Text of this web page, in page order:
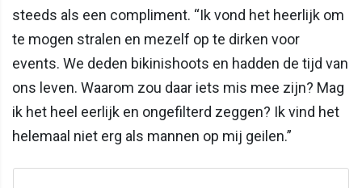
steeds als een compliment. “Ik vond het heerlijk om
te mogen stralen en mezelf op te dirken voor
events. We deden bikinishoots en hadden de tijd van
ons leven. Waarom zou daar iets mis mee zijn? Mag
ik het heel eerlijk en ongefilterd zeggen? Ik vind het
helemaal niet erg als mannen op mij geilen.”